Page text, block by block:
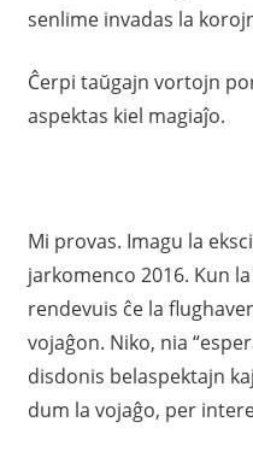
senlime invadas la
Ĉerpi taŭgajn vortojn
aspektas kiel magiaĵo.
Mi provas. Imagu la
jarkomenco 2016. Kun
rendevuis ĉe la
vojaĝon. Niko, nia
disdonis belaspektajn
dum la vojaĝo, per